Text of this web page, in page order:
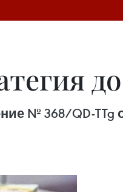
до
№ 368/QD-